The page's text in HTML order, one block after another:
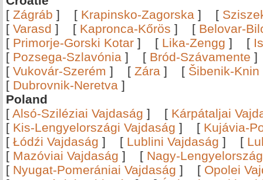
[ Zágráb ] [ Krapinsko-Zagorska ] [
[ Varasd ] [ Kapronca-Kőrös ] [ Belovar-
[ Primorje-Gorski Kotar ] [ Lika-Zengg ] [
[ Pozsega-Szlavónia ] [ Bród-Szávamente
[ Vukovár-Szerém ] [ Zára ] [ Šibenik-Knin
[ Dubrovnik-Neretva ]
Poland
[ Alsó-Sziléziai Vajdaság ] [ Kárpátaljai
[ Kis-Lengyelországi Vajdaság ] [ Kujávia-
[ Łódźi Vajdaság ] [ Lublini Vajdaság ] [
[ Mazóviai Vajdaság ] [ Nagy-
[ Nyugat-Pomerániai Vajdaság ] [ Opolei